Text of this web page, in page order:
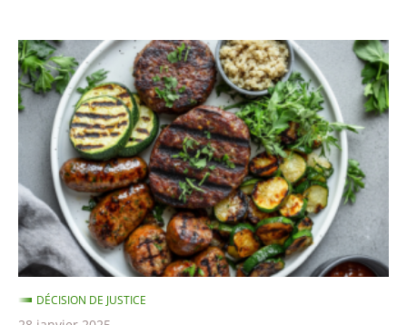
Les
dénominations
«
steaks
soja
»,
«
saucisses
végétales
»… DÉCISION DE JUSTICE